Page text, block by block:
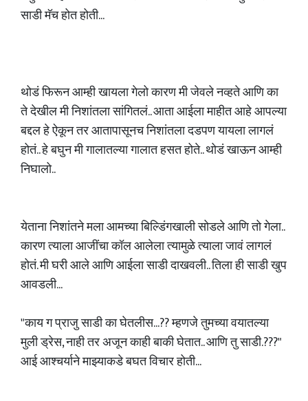
साडी मॅच होत होती...
थोडं फिरून आम्ही खायला गेलो कारण मी जेवले नव्हते आणि का
ते देखील मी निशांतला सांगितलं.. आता आईला माहीत आहे आपल्या
बद्दल हे ऐकून तर आतापासूनच निशांतला दडपण यायला लागलं
होतं.. हे बघुन मी गालातल्या गालात हसत होते.. थोडं खाऊन आम्ही
निघालो..
येताना निशांतने मला आमच्या बिल्डिंगखाली सोडले आणि तो गेला..
कारण त्याला आजींचा कॉल आलेला त्यामुळे त्याला जावं लागलं
होतं. मी घरी आले आणि आईला साडी दाखवली.. तिला ही साडी खुप
आवडली...
"काय ग प्राजु साडी का घेतलीस...?? म्हणजे तुमच्या वयातल्या
मुली ड्रेस, नाही तर अजून काही बाकी घेतात.. आणि तु साडी.???"
आई आश्चर्याने माझ्याकडे बघत विचार होती...